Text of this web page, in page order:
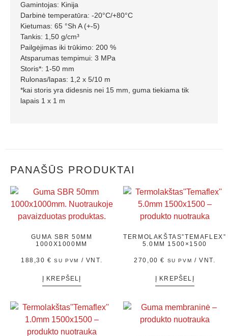
Gamintojas: Kinija
Darbinė temperatūra: -20°C/+80°C
Kietumas: 65 °Sh A (+-5)
Tankis: 1,50 g/cm³
Pailgėjimas iki trūkimo: 200 %
Atsparumas tempimui: 3 MPa
Storis*: 1-50 mm
Rulonas/lapas: 1,2 x 5/10 m
*kai storis yra didesnis nei 15 mm, guma tiekiama tik
lapais 1 x 1 m
PANAŠŪS PRODUKTAI
GUMA SBR 50MM
1000X1000MM
188,30€ SU PVM / VNT.
Į KREPŠELĮ
TERMOLAKŠTAS”TEMAFLEX”
5.0MM 1500×1500
270,00€ SU PVM / VNT.
Į KREPŠELĮ